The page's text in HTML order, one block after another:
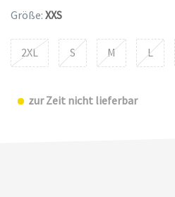
Größe: XXS
2XL S M L
zur Zeit nicht lieferbar